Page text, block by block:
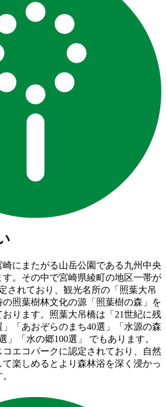
にまたがる山岳公園である九州中央
。その中で宮崎県綾町の地区一帯が
されており、観光名所の「照葉大吊
照葉樹林文化の源「照葉樹の森」を
ります。照葉大吊橋は「21世紀に残
「あおぞらのまち40選」「水源の森
」「水の郷100選」 でもあります。
コエコパークに認定されており、自然
楽しめるとより森林浴を深く浸かっ